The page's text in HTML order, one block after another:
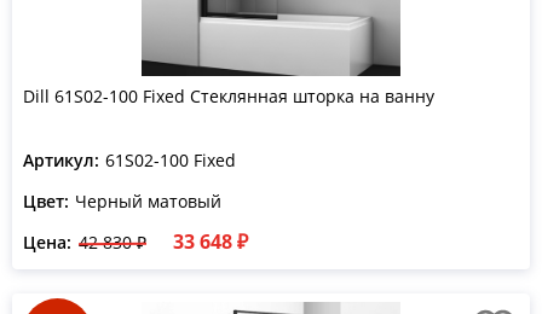
Dill 61S02-100 Fixed Стеклянная шторка на ванну
Артикул: 61S02-100 Fixed
Цвет: Черный матовый
Цена: 42 830 ₽ 33 648 ₽